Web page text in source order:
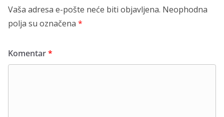
Vaša adresa e-pošte neće biti objavljena. Neophodna
polja su označena *
Komentar*